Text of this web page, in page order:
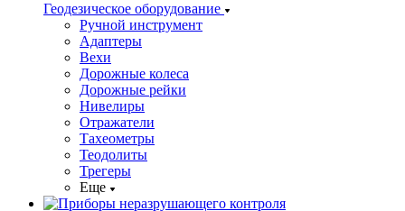
Геодезическое оборудование
Ручной инструмент
Адаптеры
Вехи
Дорожные колеса
Дорожные рейки
Нивелиры
Отражатели
Тахеометры
Теодолиты
Трегеры
Еще